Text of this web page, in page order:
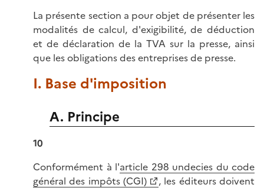
La présente section a pour objet de présenter les
modalités de calcul, d'exigibilité, de déduction
et de déclaration de la TVA sur la presse, ainsi
que les obligations des entreprises de presse.
I. Base d'imposition
A. Principe
10
Conformément à l'article 298 undecies du code
général des impôts (CGI)
, les éditeurs doivent